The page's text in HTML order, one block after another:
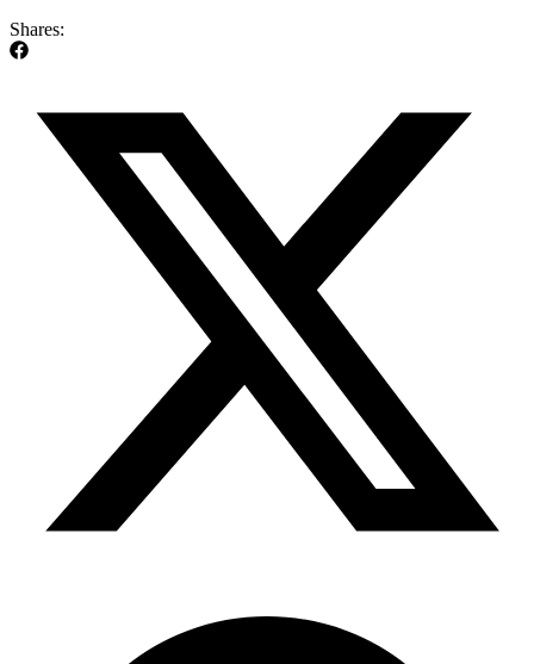
Shares: